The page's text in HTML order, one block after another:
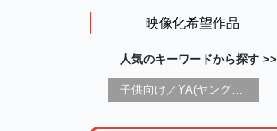
映像化希望作品
人気のキーワードから探す >>
子供向け／YA(ヤングアダルト)向け一般：芸術&芸術家